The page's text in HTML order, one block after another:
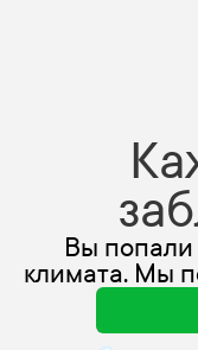
Вы попали
климата. Мы